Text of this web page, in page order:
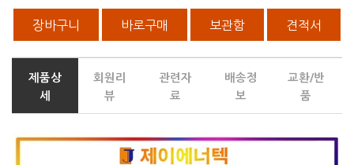
장바구니 바로구매 보관함 견적서
제품상
세
회원리
뷰
관련자
료
배송정
보
교환/반
품